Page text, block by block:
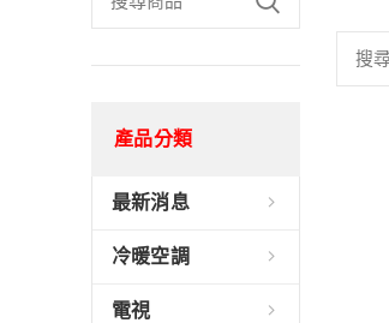
產品分類
最新消息
冷暖空調
電視